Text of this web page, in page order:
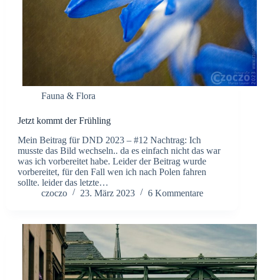
Fauna & Flora
Jetzt kommt der Frühling
Mein Beitrag für DND 2023 – #12 Nachtrag: Ich
musste das Bild wechseln.. da es einfach nicht das war
was ich vorbereitet habe. Leider der Beitrag wurde
vorbereitet, für den Fall wen ich nach Polen fahren
sollte. leider das letzte…
czoczo
23. März 2023 6 Kommentare